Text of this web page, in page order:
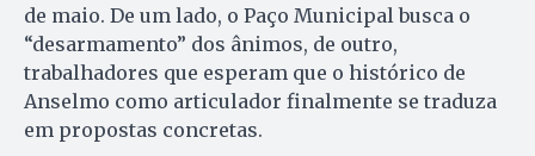
de maio. De um lado, o Paço Municipal busca o
“desarmamento” dos ânimos, de outro,
trabalhadores que esperam que o histórico de
Anselmo como articulador finalmente se traduza
em propostas concretas.